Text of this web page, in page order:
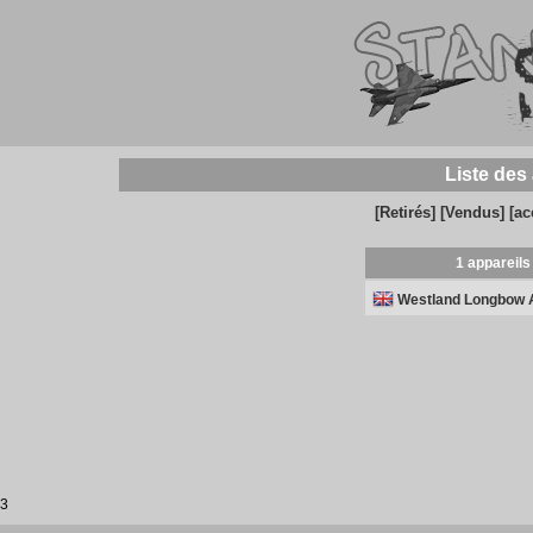
Liste
[Retirés] [Vendus]
1 appareils
Westland Longbow
3